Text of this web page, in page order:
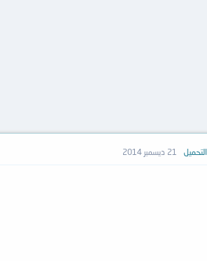
21 ديسمبر 2014